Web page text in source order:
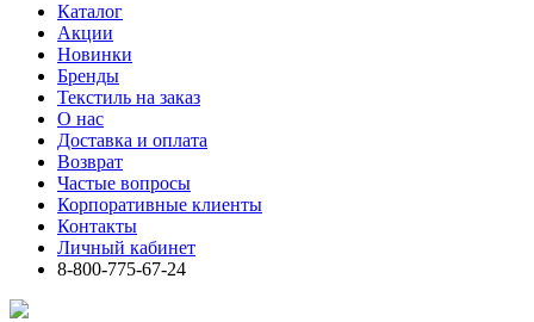
Каталог
Акции
Новинки
Бренды
Текстиль на заказ
О нас
Доставка и оплата
Возврат
Частые вопросы
Корпоративные клиенты
Контакты
Личный кабинет
8-800-775-67-24